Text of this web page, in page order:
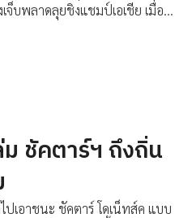
จ็บพลาดลุยชิงแชมป์เอเชีย เมื่อปี
ชัคตาร์ฯ ถึงถิ่น
ปเอาชนะ ชัคตาร์ โดเน็ทส์ค แบบ